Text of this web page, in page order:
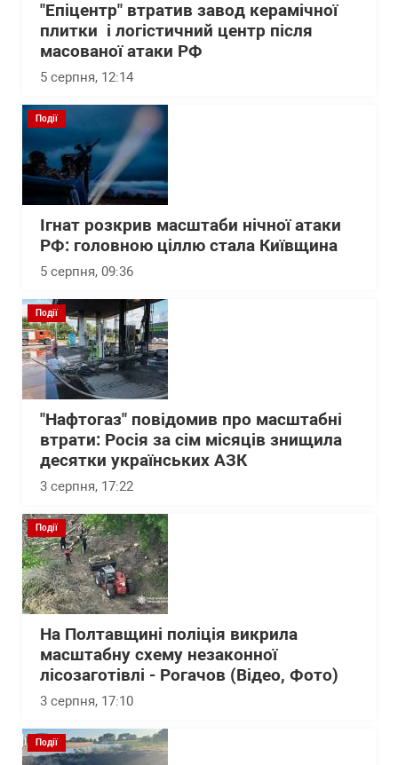
"Епіцентр" втратив завод керамічної
плитки і логістичний центр після
масованої атаки РФ
5 серпня, 12:14
Події
Ігнат розкрив масштаби нічної атаки
РФ: головною ціллю стала Київщина
5 серпня, 09:36
Події
"Нафтогаз" повідомив про масштабні
втрати: Росія за сім місяців знищила
десятки українських АЗК
3 серпня, 17:22
Події
На Полтавщині поліція викрила
масштабну схему незаконної
лісозаготівлі - Рогачов (Відео, Фото)
3 серпня, 17:10
Події